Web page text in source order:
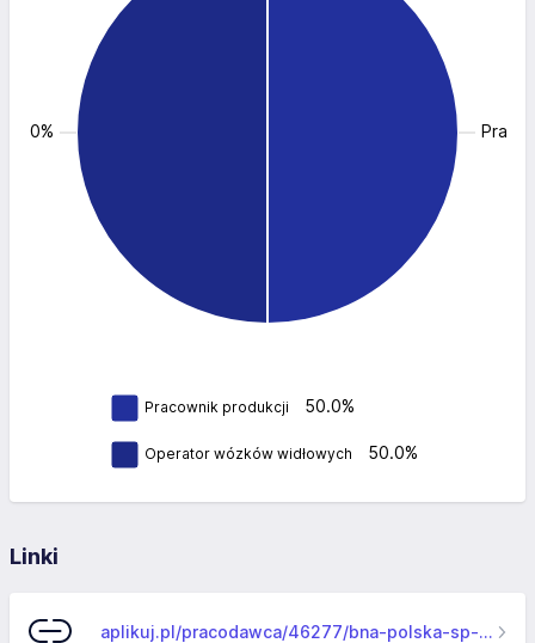
Pracownik produkcji 50.0%
Operator wózków widłowych 50.0%
Linki
aplikuj.pl/pracodawca/46277/bna-polska-sp-zo-o